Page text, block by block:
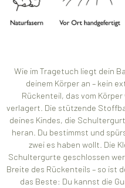
Wie im Tragetuch liegt dein
deinem Körper an – kein
Rückenteil, das vom
verlagert. Die stützende
deines Kindes, die
heran. Du bestimmst und
zwei es haben wollt. Die
Schultergurte geschlossen
Breite des Rückenteils – so ist
das Beste: Du kannst die